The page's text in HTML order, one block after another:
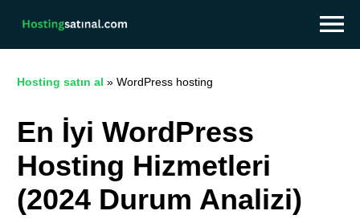
Hosting satın al » WordPress hosting
En İyi WordPress
Hosting Hizmetleri
(2024 Durum Analizi)